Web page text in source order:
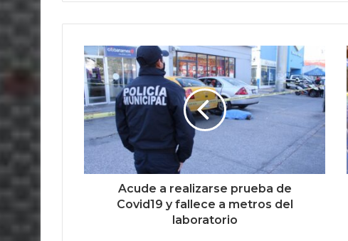
Acude a realizarse prueba de
Covid19 y fallece a metros del
laboratorio